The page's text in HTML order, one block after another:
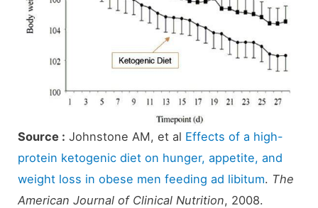
Source : Johnstone AM, et al Effects of a high-
protein ketogenic diet on hunger, appetite, and
weight loss in obese men feeding ad libitum. The
American Journal of Clinical Nutrition, 2008.